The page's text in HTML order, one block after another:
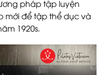
pháp tập luyện
mới để tập thể dục và
1920s.